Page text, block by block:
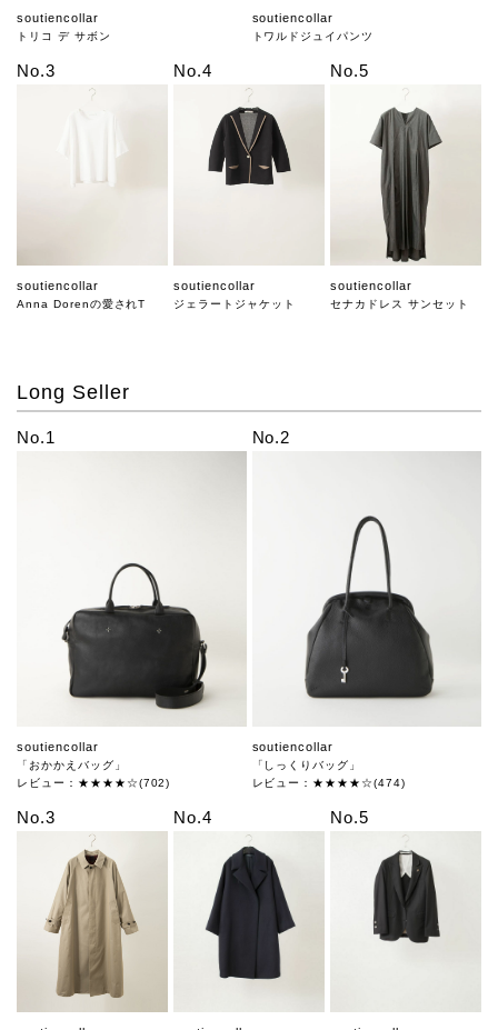
soutiencollar
トリコ デ サボン
soutiencollar
トワルドジュイパンツ
No.3
soutiencollar
Anna Dorenの愛されT
No.4
soutiencollar
ジェラートジャケット
No.5
soutiencollar
セナカドレス サンセット
Long Seller
No.1
soutiencollar
「おかかえバッグ」
レビュー：★★★★☆(702)
No.2
soutiencollar
「しっくりバッグ」
レビュー：★★★★☆(474)
No.3 No.4 No.5